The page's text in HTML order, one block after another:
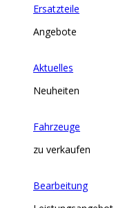
Ersatzteile
Angebote
Aktuelles
Neuheiten
Fahrzeuge
zu verkaufen
Bearbeitung